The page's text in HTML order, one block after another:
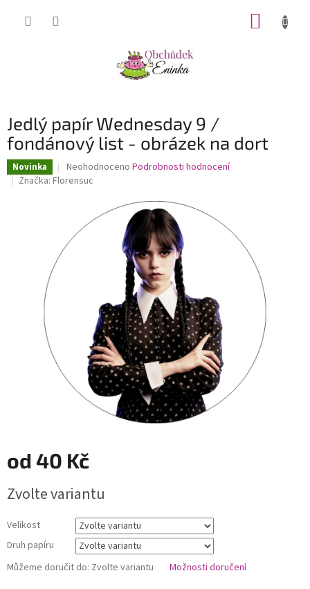
Jedlý papír Wednesday 9 /
fondánový list - obrázek na dort
Novinka
Průměrné
hodnocení
5
Neohodnoceno Podrobnosti hodnocení
Značka: Florensuc
od 40 Kč
cena:
Zvolte variantu
Velikost
Druh papíru
Můžeme doručit do: Zvolte variantu Možnosti doručení